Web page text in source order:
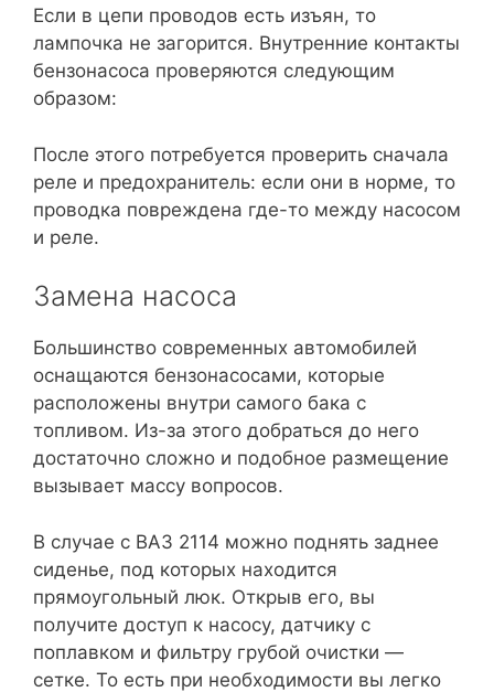
Если в цепи проводов есть изъян, то
лампочка не загорится. Внутренние контакты
бензонасоса проверяются следующим
образом:
После этого потребуется проверить сначала
реле и предохранитель: если они в норме, то
проводка повреждена где-то между насосом
и реле.
Замена насоса
Большинство современных автомобилей
оснащаются бензонасосами, которые
расположены внутри самого бака с
топливом. Из-за этого добраться до него
достаточно сложно и подобное размещение
вызывает массу вопросов.
В случае с ВАЗ 2114 можно поднять заднее
сиденье, под которых находится
прямоугольный люк. Открыв его, вы
получите доступ к насосу, датчику с
поплавком и фильтру грубой очистки —
сетке. То есть при необходимости вы легко